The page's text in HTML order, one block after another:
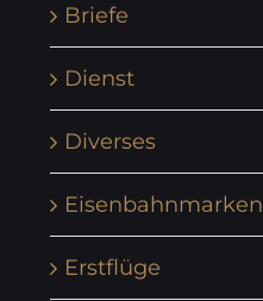
Briefe
Dienst
Diverses
Eisenbahnmarken
Erstflüge